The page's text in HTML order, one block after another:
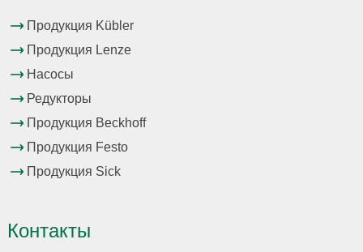
Продукция Kübler
Продукция Lenze
Насосы
Редукторы
Продукция Beckhoff
Продукция Festo
Продукция Sick
Контакты